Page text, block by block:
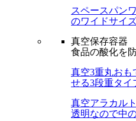
スペースパン
のワイドサイ
真空保存容器
食品の酸化を
真空3重丸おも
せる3段重タイ
真空アラカルト
透明なので中